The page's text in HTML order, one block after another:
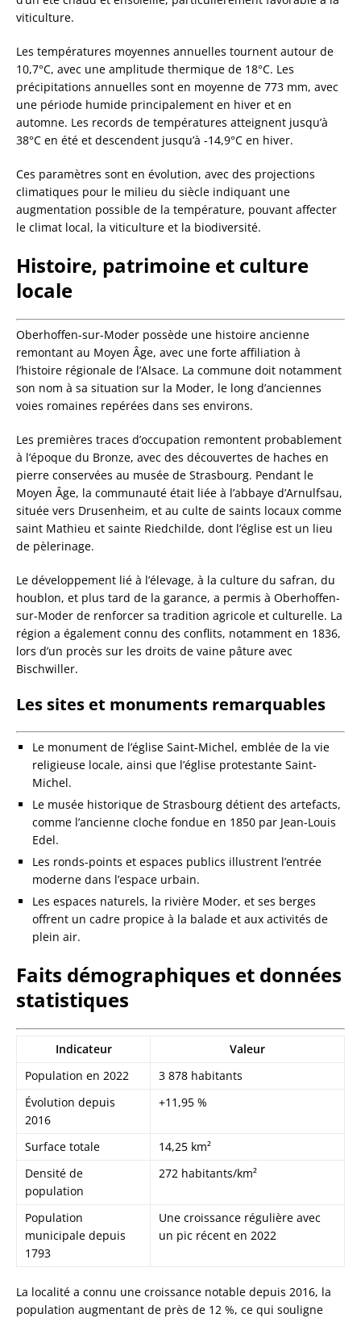
viticulture.
Les températures moyennes annuelles tournent autour de
10,7°C, avec une amplitude thermique de 18°C. Les
précipitations annuelles sont en moyenne de 773 mm, avec
une période humide principalement en hiver et en
automne. Les records de températures atteignent jusqu’à
38°C en été et descendent jusqu’à -14,9°C en hiver.
Ces paramètres sont en évolution, avec des projections
climatiques pour le milieu du siècle indiquant une
augmentation possible de la température, pouvant affecter
le climat local, la viticulture et la biodiversité.
Histoire, patrimoine et culture
locale
Oberhoffen-sur-Moder possède une histoire ancienne
remontant au Moyen Âge, avec une forte affiliation à
l’histoire régionale de l’Alsace. La commune doit notamment
son nom à sa situation sur la Moder, le long d’anciennes
voies romaines repérées dans ses environs.
Les premières traces d’occupation remontent probablement
à l’époque du Bronze, avec des découvertes de haches en
pierre conservées au musée de Strasbourg. Pendant le
Moyen Âge, la communauté était liée à l’abbaye d’Arnulfsau,
située vers Drusenheim, et au culte de saints locaux comme
saint Mathieu et sainte Riedchilde, dont l’église est un lieu
de pèlerinage.
Le développement lié à l’élevage, à la culture du safran, du
houblon, et plus tard de la garance, a permis à Oberhoffen-
sur-Moder de renforcer sa tradition agricole et culturelle. La
région a également connu des conflits, notamment en 1836,
lors d’un procès sur les droits de vaine pâture avec
Bischwiller.
Les sites et monuments remarquables
Le monument de l’église Saint-Michel, emblée de la vie
religieuse locale, ainsi que l’église protestante Saint-
Michel.
Le musée historique de Strasbourg détient des artefacts,
comme l’ancienne cloche fondue en 1850 par Jean-Louis
Edel.
Les ronds-points et espaces publics illustrent l’entrée
moderne dans l’espace urbain.
Les espaces naturels, la rivière Moder, et ses berges
offrent un cadre propice à la balade et aux activités de
plein air.
Faits démographiques et données
statistiques
Indicateur
Valeur
Population en 2022
3 878 habitants
Évolution depuis
2016
+11,95 %
Surface totale
14,25 km²
Densité de
population
272 habitants/km²
Population
municipale depuis
1793
Une croissance régulière avec
un pic récent en 2022
La localité a connu une croissance notable depuis 2016, la
population augmentant de près de 12 %, ce qui souligne